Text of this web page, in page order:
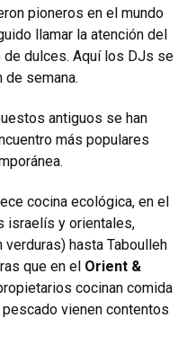
pioneros en el mundo
llamar la atención del
de dulces. Aquí los DJs se
de semana.
antiguos se han
más populares
cocina ecológica, en el
israelís y orientales,
hasta Taboulleh
que en el Orient &
cocinan comida
vienen contentos